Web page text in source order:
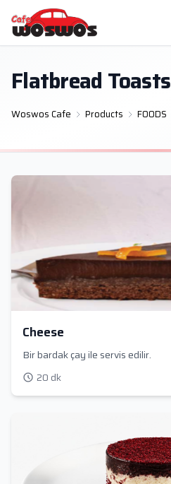
Flatbread Toasts
Woswos Cafe Products FOODS
Cheese
Bir bardak çay ile servis edilir.
20 dk